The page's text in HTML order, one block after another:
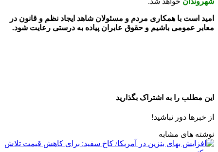
امید است با همکاری مردم و مسئولان شاهد ایجاد نظم و قانون در
معابر عمومی باشیم و حقوق عابران پیاده به درستی رعایت شود.
این مطلب را به اشتراک بگذارید
از خبرها دور نباشید!
نوشته های مشابه